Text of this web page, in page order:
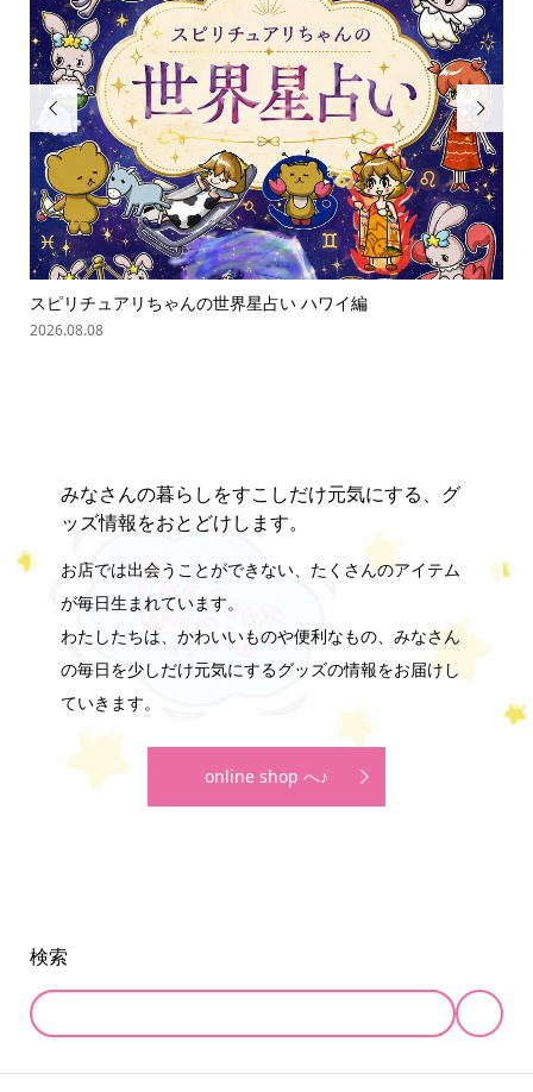

スピリチュアリちゃんの世界星占い ハワイ編
2026.08.08

みなさんの暮らしをすこしだけ元気にする、グ
ッズ情報をおとどけします。
お店では出会うことができない、たくさんのアイテム
が毎日生まれています。
わたしたちは、かわいいものや便利なもの、みなさん
の毎日を少しだけ元気にするグッズの情報をお届けし
ていきます。
online shop へ♪
検索